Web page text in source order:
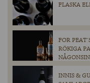
FLASKA
FOR
RÖKIGA
INNIS &